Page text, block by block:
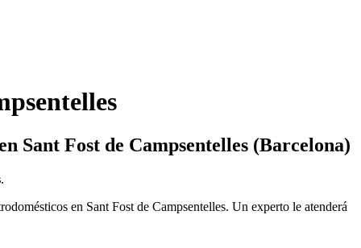
Sant Fost de Campsentelles (Barcelona)
.
en Sant Fost de Campsentelles. Un experto le atenderá